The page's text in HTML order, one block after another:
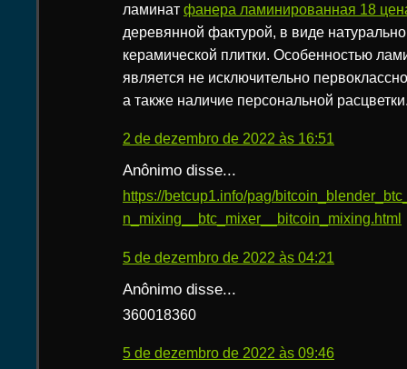
ламинат фанера ламинированная 18
деревянной фактурой, в виде
керамической плитки. Особенностью
является не исключительно
а также наличие персональной
2 de dezembro de 2022 às 16:51
Anônimo disse...
https://betcup1.info/pag/
n_mixing__btc_mixer__bitcoin_mixing.html
5 de dezembro de 2022 às 04:21
Anônimo disse...
360018360
5 de dezembro de 2022 às 09:46